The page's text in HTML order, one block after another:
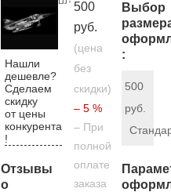
Нашли
дешевле?
Сделаем
скидку
от цены
конкурента
!
Отзывы
о
500
руб.
(цена
без
скидки)
– 5 %
– При
полной
оплате
заказа
Выбор
:
500
руб.